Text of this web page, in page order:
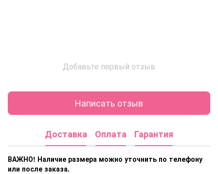
Добавьте первый отзыв
Написать отзыв
Доставка Оплата Гарантия
ВАЖНО! Наличие размера можно уточнить по телефону
или после заказа.